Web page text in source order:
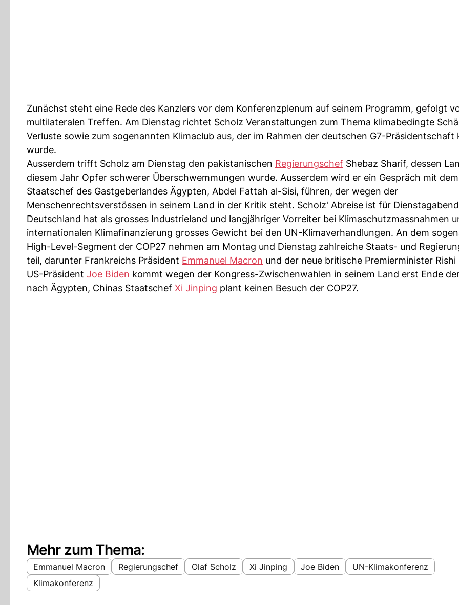
Zunächst steht eine Rede des Kanzlers vor dem Konferenzplenum auf seinem Programm, gefolgt
multilateralen Treffen. Am Dienstag richtet Scholz Veranstaltungen zum Thema klimabedingte
Verluste sowie zum sogenannten Klimaclub aus, der im Rahmen der deutschen G7-
wurde.
Ausserdem trifft Scholz am Dienstag den pakistanischen Regierungschef Shebaz Sharif, dessen
diesem Jahr Opfer schwerer Überschwemmungen wurde. Ausserdem wird er ein Gespräch mit dem
Staatschef des Gastgeberlandes Ägypten, Abdel Fattah al-Sisi, führen, der wegen der
Menschenrechtsverstössen in seinem Land in der Kritik steht. Scholz' Abreise ist für
Deutschland hat als grosses Industrieland und langjähriger Vorreiter bei Klimaschutzmassnahmen
internationalen Klimafinanzierung grosses Gewicht bei den UN-Klimaverhandlungen. An dem
High-Level-Segment der COP27 nehmen am Montag und Dienstag zahlreiche Staats- und
teil, darunter Frankreichs Präsident Emmanuel Macron und der neue britische Premierminister Rishi
US-Präsident Joe Biden kommt wegen der Kongress-Zwischenwahlen in seinem Land erst Ende
nach Ägypten, Chinas Staatschef Xi Jinping plant keinen Besuch der COP27.
Mehr zum Thema:
Emmanuel Macron Regierungschef Olaf Scholz Xi Jinping Joe Biden
UN-Klimakonferenz
Klimakonferenz